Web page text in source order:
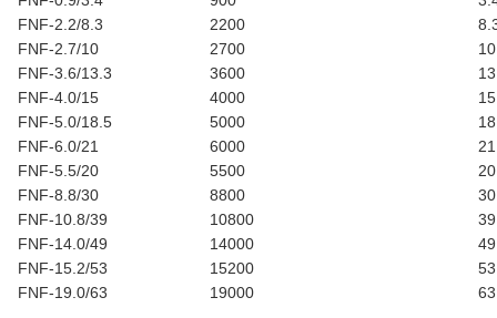
FNF-2.2/8.3
2200
FNF-2.7/10
2700
10
FNF-3.6/13.3
3600
FNF-4.0/15
4000
15
FNF-5.0/18.5
5000
FNF-6.0/21
6000
21
FNF-5.5/20
5500
20
FNF-8.8/30
8800
30
FNF-10.8/39
10800
39
FNF-14.0/49
14000
49
FNF-15.2/53
15200
53
FNF-19.0/63
19000
63